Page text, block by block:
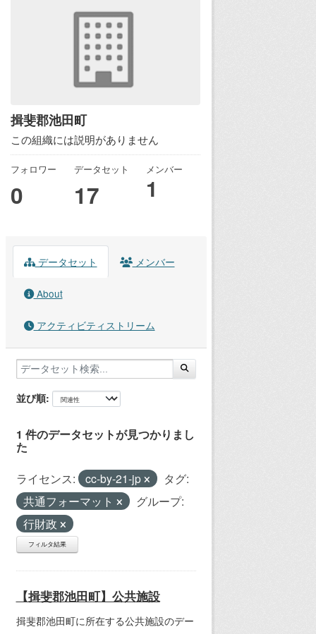
揖斐郡池田町
この組織には説明がありません
フォロワー
0
データセット
17
メンバー
1
データセット メンバー
About
アクティビティストリーム
並び順
1 件のデータセットが見つかりまし
た
ライセンス: cc-by-21-jp
タグ:
共通フォーマット
グループ:
行財政
フィルタ結果
【揖斐郡池田町】公共施設
揖斐郡池田町に所在する公共施設のデー